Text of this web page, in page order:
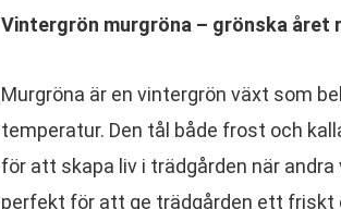
Vintergrön murgröna – grönska året
Murgröna är en vintergrön växt som
temperatur. Den tål både frost och
för att skapa liv i trädgården när
perfekt för att ge trädgården ett friskt